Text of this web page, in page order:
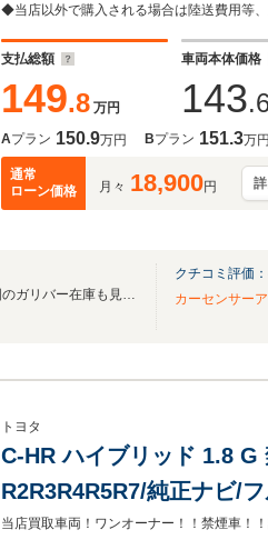
レザーシート/シートヒー
支払総額
149.8 万円
車両本体価格
143
Aプラン 150.9万円 Bプラン 151.3万円
通常
ローン価格
月々 18,900円
無料電話は24時間ご案内！！全国のガリバー在庫も見たい方は一括照会が可能です！
クチコミ評価：
カーセンサー
トヨタ
C-HR ハイブリッド 1.8
R2R3R4R5R7/純正ナビ/
ンETC/革巻きステア/ス